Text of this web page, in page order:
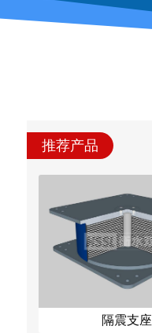
推荐产品
隔震支座